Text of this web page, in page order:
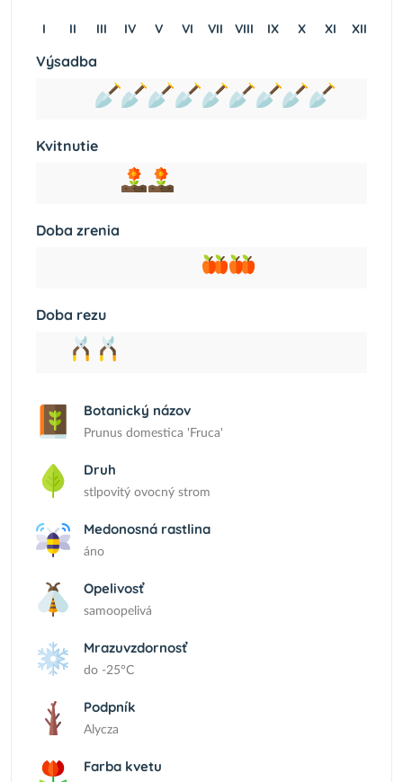
I II III IV V VI VII VIII IX X XI XII
Výsadba
Kvitnutie
Doba zrenia
Doba rezu
Botanický názov
Prunus domestica 'Fruca'
Druh
stlpovitý ovocný strom
Medonosná rastlina
áno
Opelivosť
samoopelivá
Mrazuvzdornosť
do -25°C
Podpník
Alycza
Farba kvetu